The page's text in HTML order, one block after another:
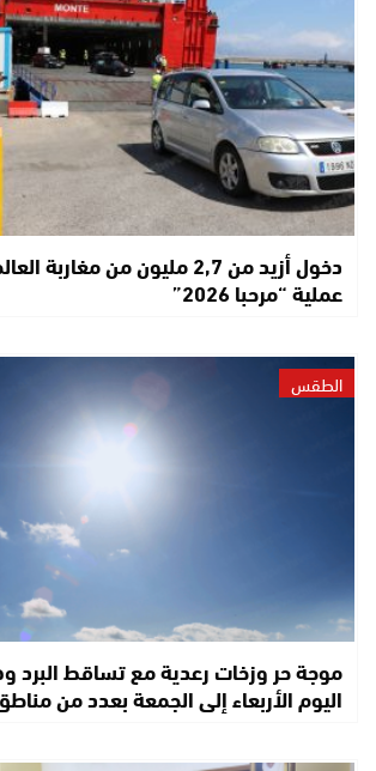
دخول أزيد من 2,7 مليون من
عملية “مرحبا 2026”
الطقس
موجة حر وزخات رعدية مع تساقط البرد
اليوم الأربعاء إلى الجمعة بعدد من